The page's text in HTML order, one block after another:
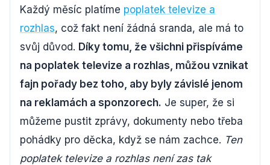
Každý měsíc platíme poplatek televize a
rozhlas, což fakt není žádná sranda, ale má to
svůj důvod. Díky tomu, že všichni přispíváme
na poplatek televize a rozhlas, můžou vznikat
fajn pořady bez toho, aby byly závislé jenom
na reklamách a sponzorech. Je super, že si
můžeme pustit zprávy, dokumenty nebo třeba
pohádky pro děcka, když se nám zachce. Ten
poplatek televize a rozhlas není zas tak